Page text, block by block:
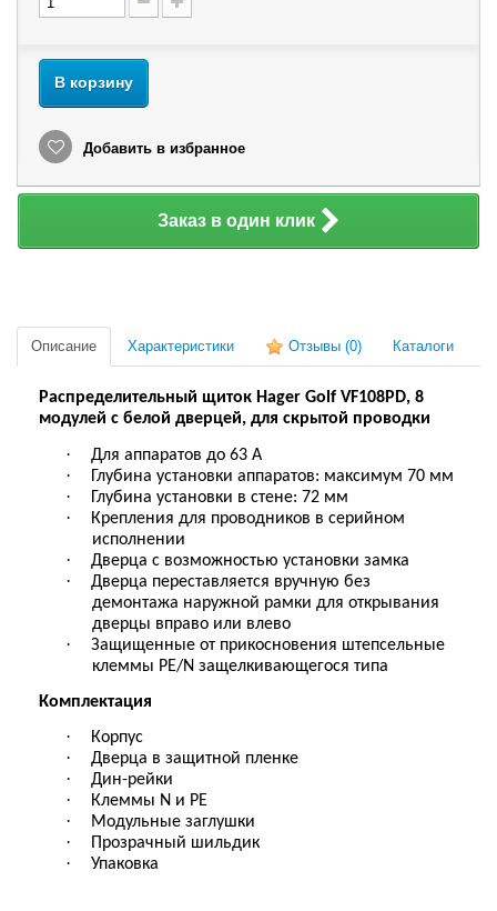
В корзину
Добавить в избранное
Заказ в один клик
Описание Характеристики Отзывы (0) Каталоги
Распределительный щиток Hager Golf VF108PD, 8
модулей с белой дверцей, для скрытой проводки
· Для аппаратов до 63 А
· Глубина установки аппаратов: максимум 70 мм
· Глубина установки в стене: 72 мм
·
Крепления для проводников в серийном
исполнении
· Дверца с возможностью установки замка
·
Дверца переставляется вручную без
демонтажа наружной рамки для открывания
дверцы вправо или влево
·
Защищенные от прикосновения штепсельные
клеммы PE/N защелкивающегося типа
Комплектация
· Корпус
· Дверца в защитной пленке
· Дин-рейки
· Клеммы N и РЕ
· Модульные заглушки
· Прозрачный шильдик
· Упаковка